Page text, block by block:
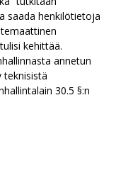
saada henkilötietoja
kehittää.
annetun
teknisistä
30.5 §:n